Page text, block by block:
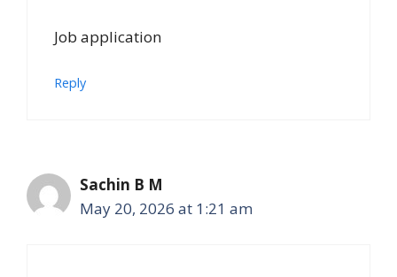
Job application
Reply
Sachin B M
May 20, 2026 at 1:21 am